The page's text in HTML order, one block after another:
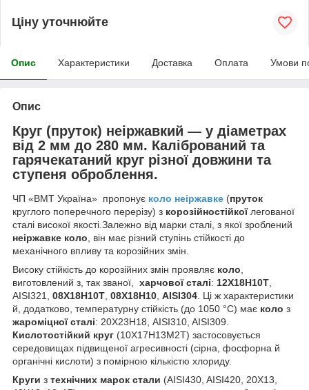
Ціну уточнюйте
Опис Характеристики Доставка Оплата Умови
Опис
Круг (пруток) неіржавкий — у діаметрах
від 2 мм до 280 мм. Калібрований та
гарячекатаний круг різної довжини та
ступеня оброблення.
ЧП «ВМТ Україна» пропонує коло неіржавке (пруток
круглого поперечного перерізу) з корозійностійкоїлегованої
сталі високої якості.Залежно від марки сталі, з якої зроблений
неіржавке коло, він має різний ступінь стійкості до
механічного впливу та корозійних змін.
Високу стійкість до корозійних змін проявляє коло,
виготовлений з, так званої, харчової сталі: 12Х18Н10Т,
AISI321, 08Х18Н10Т, 08Х18Н10, AISI304. Ці ж характеристики
й, додатково, температурну стійкість (до 1050 °C) має коло з
жароміцної сталі: 20Х23Н18, AISI310, AISI309.
Кислотостійкий круг (10Х17Н13М2Т) застосовується
середовищах підвищеної агресивності (сірна, фосфорна й
органічні кислоти) з помірною кількістю хлориду.
Круги з технічних марок стали (AISI430, AISI420, 20Х13,